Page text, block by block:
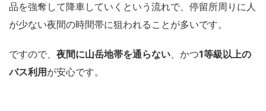
品を強奪して降車していくという流れで、停留所周りに人
が少ない夜間の時間帯に狙われることが多いです。
ですので、 夜間に山岳地帯を通らない、かつ1等級以上の
バス利用 が安心です。